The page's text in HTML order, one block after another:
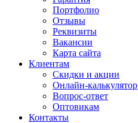
Портфолио
Отзывы
Реквизиты
Вакансии
Карта сайта
Клиентам
Скидки и акции
Онлайн-калькулятор
Вопрос-ответ
Оптовикам
Контакты